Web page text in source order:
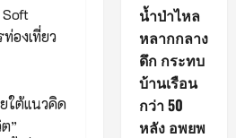
องเที่ยว
ใต้แนวคิด
”
น้ำป่าไหล
หลากกลาง
ดึก กระทบ
บ้านเรือน
กว่า 50
หลัง อพยพ